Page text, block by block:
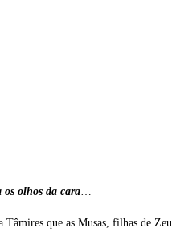
os olhos da cara…
que as Musas, filhas de